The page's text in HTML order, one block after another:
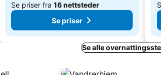
Se priser fra 16 nettsteder
Se priser
Se alle